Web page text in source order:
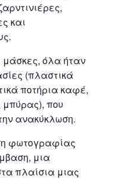
και
μάσκες, όλα ήταν
(πλαστικά
ποτήρια καφέ,
μπύρας), που
ανακύκλωση.
φωτογραφίας
μια
πλαίσια μιας